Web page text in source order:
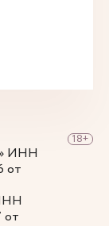
ИНН
от
от